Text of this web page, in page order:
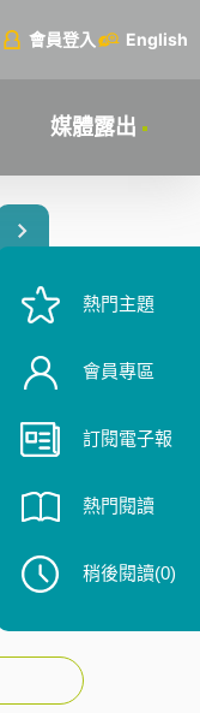
會員登入 English
媒體露出
熱門主題
會員專區
訂閱電子報
熱門閱讀
稍後閱讀(0)